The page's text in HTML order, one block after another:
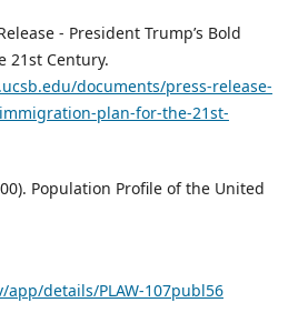
- President Trump’s Bold
21st Century.
documents/press-release-
plan-for-the-21st-
Population Profile of the United
details/PLAW-107publ56